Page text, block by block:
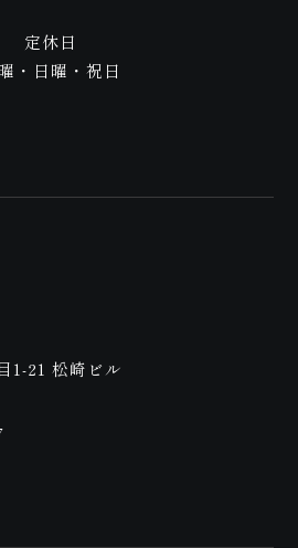
定休日
・日曜・祝日
1-21 松崎ビル